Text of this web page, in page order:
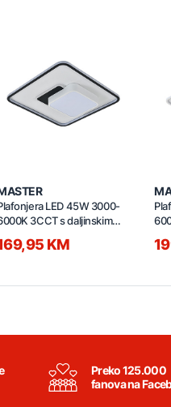
LED 45W 3000-
3CCT s daljinskim
500x500x120mm
C230501601-500F
KM
Preko 125.000
fanova na